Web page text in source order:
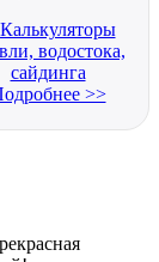
>>